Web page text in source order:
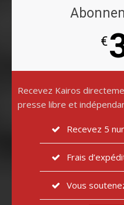
€
Recevez Kairos
presse libre et
Recevez 5
Frais
Vous